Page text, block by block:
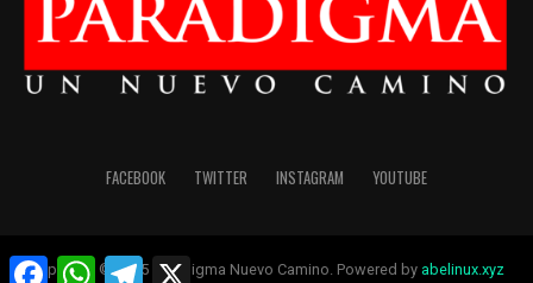
FACEBOOK TWITTER INSTAGRAM YOUTUBE
Copyright © 2025 Paradigma Nuevo Camino. Powered by abelinux.xyz
FacebookWhatsAppTelegram
X